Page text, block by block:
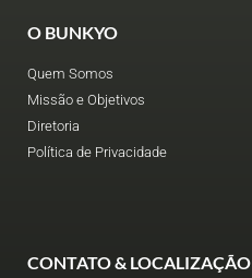
O BUNKYO
Quem Somos
Missão e Objetivos
Diretoria
Política de Privacidade
CONTATO & LOCALIZAÇÃO